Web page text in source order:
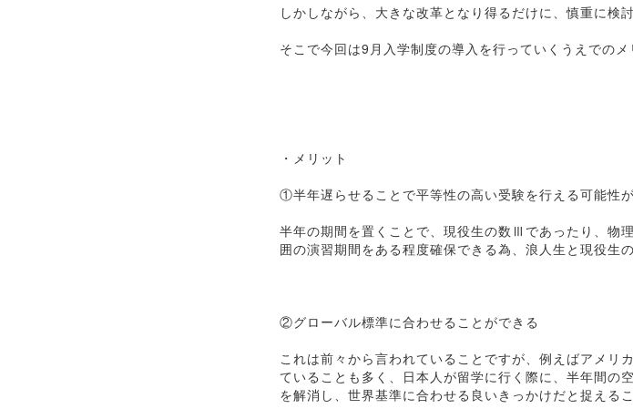
しかしながら、大きな改革となり得るだけに、慎重に検
そこで今回は9月入学制度の導入を行っていくうえでの
・メリット
①半年遅らせることで平等性の高い受験を行える可能性
半年の期間を置くことで、現役生の数Ⅲであったり、物
囲の演習期間をある程度確保できる為、浪人生と現役生
②グローバル標準に合わせることができる
これは前々から言われていることですが、例えばアメリ
ていることも多く、日本人が留学に行く際に、半年間の
を解消し、世界基準に合わせる良いきっかけだと捉えるこ